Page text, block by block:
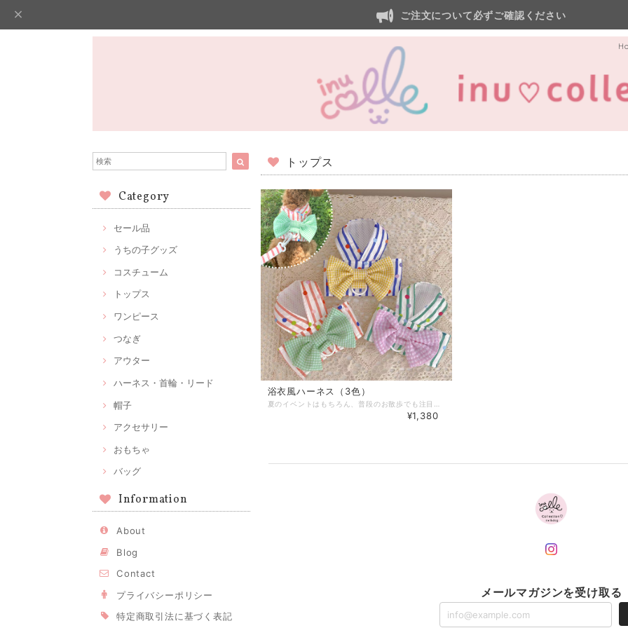
ご注文について必ずご確認ください
Category
セール品
うちの子グッズ
コスチューム
トップス
ワンピース
つなぎ
アウター
ハーネス・首輪・リード
帽子
アクセサリー
おもちゃ
バッグ
Information
About
Blog
Contact
プライバシーポリシー
特定商取引法に基づく表記
トップス
浴衣風ハーネス（3色）
¥1,380
メールマガジンを受け取る